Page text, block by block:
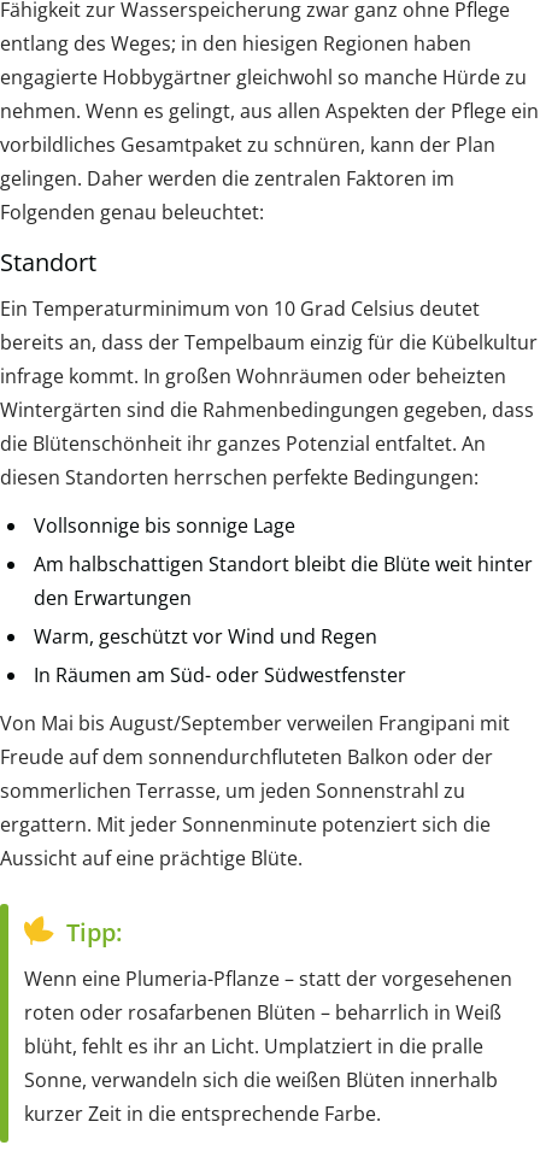
Fähigkeit zur Wasserspeicherung zwar ganz ohne Pflege
entlang des Weges; in den hiesigen Regionen haben
engagierte Hobbygärtner gleichwohl so manche Hürde zu
nehmen. Wenn es gelingt, aus allen Aspekten der Pflege ein
vorbildliches Gesamtpaket zu schnüren, kann der Plan
gelingen. Daher werden die zentralen Faktoren im
Folgenden genau beleuchtet:
Standort
Ein Temperaturminimum von 10 Grad Celsius deutet
bereits an, dass der Tempelbaum einzig für die Kübelkultur
infrage kommt. In großen Wohnräumen oder beheizten
Wintergärten sind die Rahmenbedingungen gegeben, dass
die Blütenschönheit ihr ganzes Potenzial entfaltet. An
diesen Standorten herrschen perfekte Bedingungen:
Vollsonnige bis sonnige Lage
Am halbschattigen Standort bleibt die Blüte weit hinter
den Erwartungen
Warm, geschützt vor Wind und Regen
In Räumen am Süd- oder Südwestfenster
Von Mai bis August/September verweilen Frangipani mit
Freude auf dem sonnendurchfluteten Balkon oder der
sommerlichen Terrasse, um jeden Sonnenstrahl zu
ergattern. Mit jeder Sonnenminute potenziert sich die
Aussicht auf eine prächtige Blüte.
Tipp:
Wenn eine Plumeria-Pflanze – statt der vorgesehenen
roten oder rosafarbenen Blüten – beharrlich in Weiß
blüht, fehlt es ihr an Licht. Umplatziert in die pralle
Sonne, verwandeln sich die weißen Blüten innerhalb
kurzer Zeit in die entsprechende Farbe.